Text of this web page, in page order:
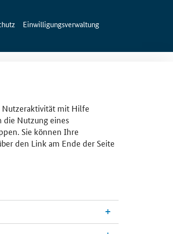
Einwilligungsverwaltung
Nutzeraktivität mit Hilfe
die Nutzung eines
Sie können Ihre
den Link am Ende der Seite